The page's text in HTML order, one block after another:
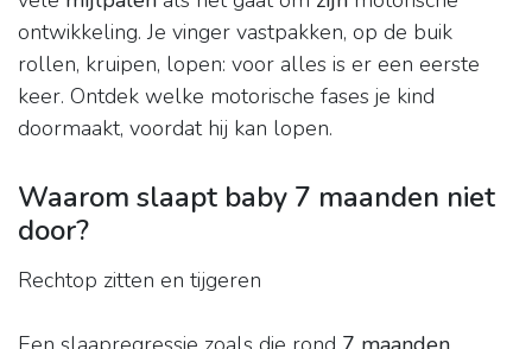
ontwikkeling. Je vinger vastpakken, op de buik
rollen, kruipen, lopen: voor alles is er een eerste
keer. Ontdek welke motorische fases je kind
doormaakt, voordat hij kan lopen.
Waarom slaapt baby 7 maanden niet
door?
Rechtop zitten en tijgeren